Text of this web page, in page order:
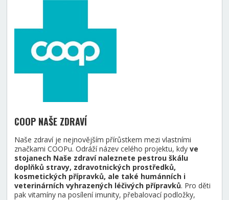
COOP NAŠE ZDRAVÍ
Naše zdraví je nejnovějším přírůstkem mezi vlastními
značkami COOPu. Odráží název celého projektu, kdy ve
stojanech Naše zdraví naleznete pestrou škálu
doplňků stravy, zdravotnických prostředků,
kosmetických přípravků, ale také humánních i
veterinárních vyhrazených léčivých přípravků. Pro děti
pak vitamíny na posílení imunity, přebalovací podložky,